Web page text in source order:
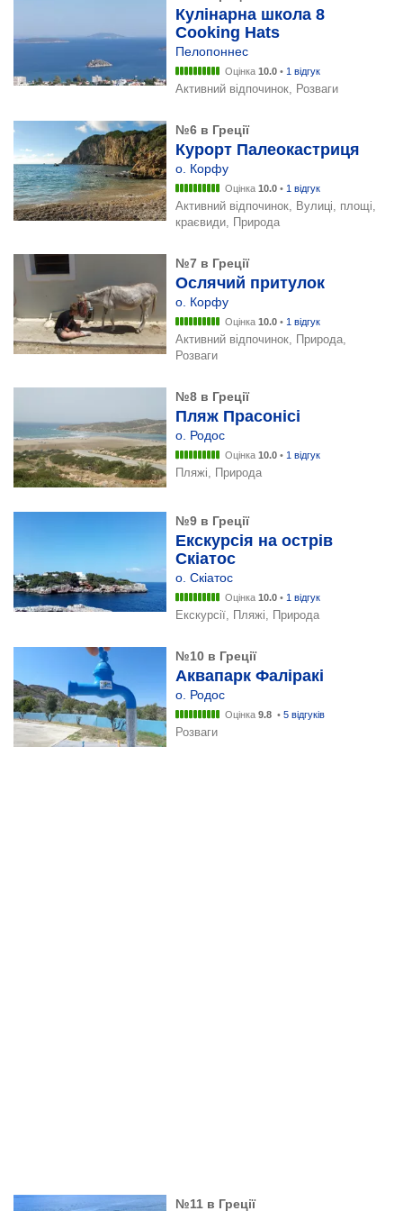
Кулінарна школа 8
Cooking Hats
Пелопоннес
Оцінка 10.0 • 1 відгук
Активний відпочинок, Розваги
№6 в Греції
Курорт Палеокастриця
о. Корфу
Оцінка 10.0 • 1 відгук
Активний відпочинок, Вулиці, площі,
краєвиди, Природа
№7 в Греції
Ослячий притулок
о. Корфу
Оцінка 10.0 • 1 відгук
Активний відпочинок, Природа,
Розваги
№8 в Греції
Пляж Прасонісі
о. Родос
Оцінка 10.0 • 1 відгук
Пляжі, Природа
№9 в Греції
Екскурсія на острів
Скіатос
о. Скіатос
Оцінка 10.0 • 1 відгук
Екскурсії, Пляжі, Природа
№10 в Греції
Аквапарк Фаліракі
о. Родос
Оцінка 9.8 • 5 відгуків
Розваги
№11 в Греції